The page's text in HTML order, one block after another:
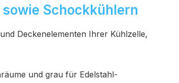
Schockkühlern
Deckenelementen Ihrer Kühlzelle,
und grau für Edelstahl-